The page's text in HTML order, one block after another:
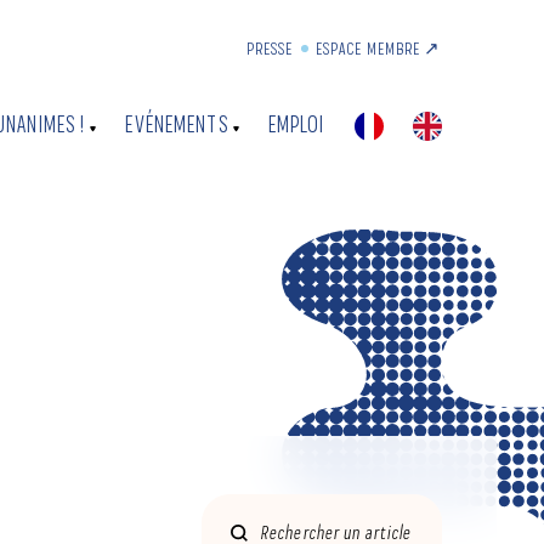
PRESSE ESPACE MEMBRE ↗︎
! EVÉNEMENTS EMPLOI
Rechercher un article